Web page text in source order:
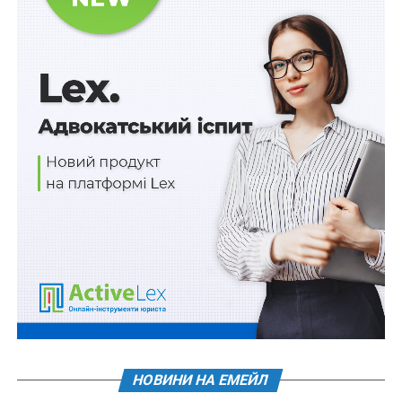
використовуючи всі можливі військові, політико-
дипломатичні, санкційні та економічні механізми, з
метою припинення російської збройної агресії проти
України;
– пришвидшення процесу надання Україні достатньої
кількості систем протиповітряної оборони з метою
стримування російського терору та збільшення
інвестицій в українську оборонну промисловість з
урахуванням наявних можливостей використання
заморожених активів російської федерації для
забезпечення оборонних потреб України;
Читайте також: Застосування пільг для
військовослужбовців зі сплати банківських
процентів за кредитом не потребує внесення
НОВИНИ НА ЕМЕЙЛ